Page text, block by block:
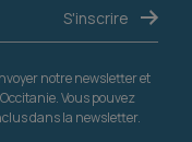
notre newsletter et
Vous pouvez
dans la newsletter.